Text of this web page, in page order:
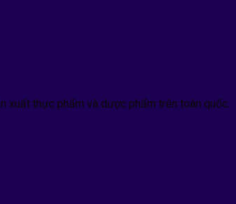
xuất thực phẩm và dược phẩm trên toàn quốc.